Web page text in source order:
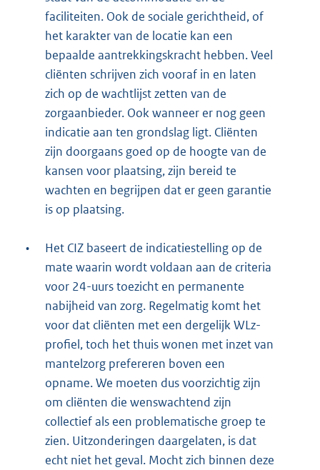
faciliteiten. Ook de sociale gerichtheid, of
het karakter van de locatie kan een
bepaalde aantrekkingskracht hebben. Veel
cliënten schrijven zich vooraf in en laten
zich op de wachtlijst zetten van de
zorgaanbieder. Ook wanneer er nog geen
indicatie aan ten grondslag ligt. Cliënten
zijn doorgaans goed op de hoogte van de
kansen voor plaatsing, zijn bereid te
wachten en begrijpen dat er geen garantie
is op plaatsing.
•
Het CIZ baseert de indicatiestelling op de
mate waarin wordt voldaan aan de criteria
voor 24-uurs toezicht en permanente
nabijheid van zorg. Regelmatig komt het
voor dat cliënten met een dergelijk WLz-
profiel, toch het thuis wonen met inzet van
mantelzorg prefereren boven een
opname. We moeten dus voorzichtig zijn
om cliënten die wenswachtend zijn
collectief als een problematische groep te
zien. Uitzonderingen daargelaten, is dat
echt niet het geval. Mocht zich binnen deze